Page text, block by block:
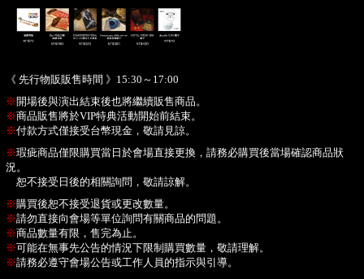
《 先行物販販售時間 》15:30～17:00
※ 開場後與演出結束後也將繼續販售商品。
※商品販售將於VIP特典活動開始前結束。
※付款方式僅接受台幣現金，敬請見諒。
※瑕疵商品僅限購買當日於會場直接更換，請務必購買後當場確認商品狀
況。
恕不接受日後的相關詢問，敬請諒解。
※購買後恕不接受退貨或更改數量。
※請勿直接向會場等單位詢問有關商品的問題。
※商品數量有限，售完為止。
※可能在無事先公告的情況下限制購買數量，敬請理解。
※請務必遵守會場公告或工作人員的指示與引導。